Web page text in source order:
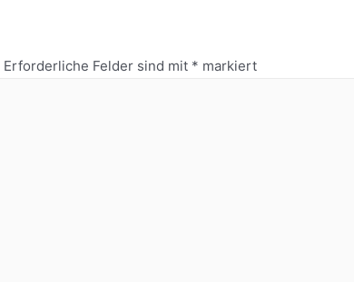
Erforderliche Felder sind mit * markiert